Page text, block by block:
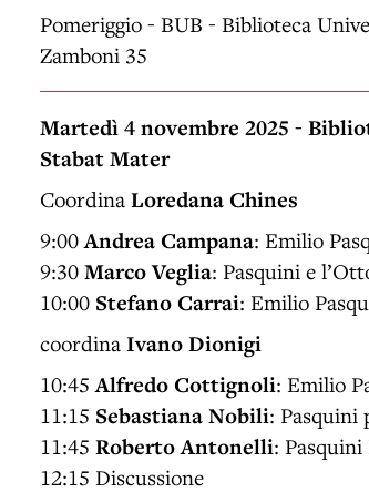
Pomeriggio - BUB - Biblioteca
Zamboni 35
Martedì 4 novembre 2025 -
Stabat Mater
Coordina Loredana Chines
9:00 Andrea Campana: Emilio
9:30 Marco Veglia: Pasquini e
10:00 Stefano Carrai: Emilio
coordina Ivano Dionigi
10:45 Alfredo Cottignoli: Emilio
11:15 Sebastiana Nobili: Pasquini
11:45 Roberto Antonelli:
12:15 Discussione